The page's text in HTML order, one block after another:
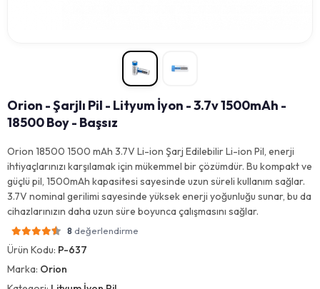
Orion - Şarjlı Pil - Lityum İyon - 3.7v 1500mAh -
18500 Boy - Başsız
Orion 18500 1500 mAh 3.7V Li-ion Şarj Edilebilir Li-ion Pil, enerji
ihtiyaçlarınızı karşılamak için mükemmel bir çözümdür. Bu kompakt ve
güçlü pil, 1500mAh kapasitesi sayesinde uzun süreli kullanım sağlar.
3.7V nominal gerilimi sayesinde yüksek enerji yoğunluğu sunar, bu da
cihazlarınızın daha uzun süre boyunca çalışmasını sağlar.
8 değerlendirme
Ürün Kodu: P-637
Marka: Orion